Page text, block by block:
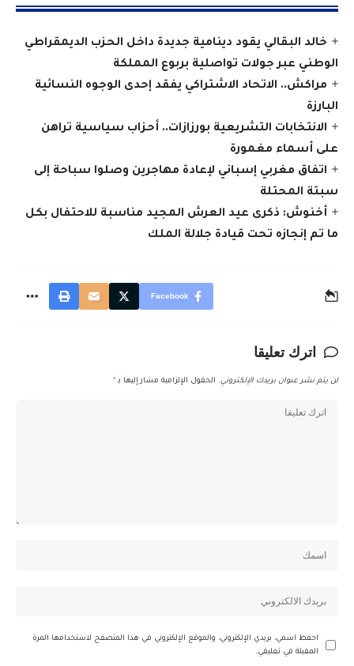
خالد البقالي يقود دينامية جديدة داخل الحزب الديمقراطي
الوطني عبر جولات تواصلية بربوع المملكة
مراكش.. الاتحاد الاشتراكي يفقد إحدى الوجوه النسائية
البارزة
الانتخابات التشريعية بورزازات.. أحزاب سياسية تراهن
على أسماء مغمورة
اتفاق مغربي إسباني لإعادة مهاجرين وصلوا سباحة إلى
سبتة المحتلة
أخنوش: ذكرى عيد العرش المجيد مناسبة للاحتفال بكل
ما تم إنجازه تحت قيادة جلالة الملك
Facebook
اترك تعليقا
لن يتم نشر عنوان بريدك الإلكتروني. الحقول الإلزامية مشار إليها بـ *
احفظ اسمي، بريدي الإلكتروني، والموقع الإلكتروني في هذا المتصفح لاستخدامها المرة
المقبلة في تعليقي.